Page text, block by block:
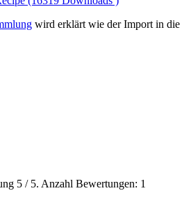
wird erklärt wie der Import in die
5 / 5. Anzahl Bewertungen: 1